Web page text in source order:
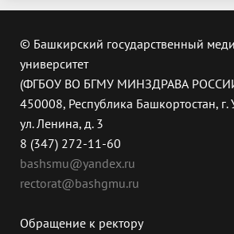
© Башкирский государственный
университет
(ФГБОУ ВО БГМУ МИНЗДРАВА
450008, Республика Башкортостан, г.
ул. Ленина, д. 3
8 (347) 272-11-60
bashsmu@yandex.ru
rectorat@bashgmu.ru
Обращение к ректору